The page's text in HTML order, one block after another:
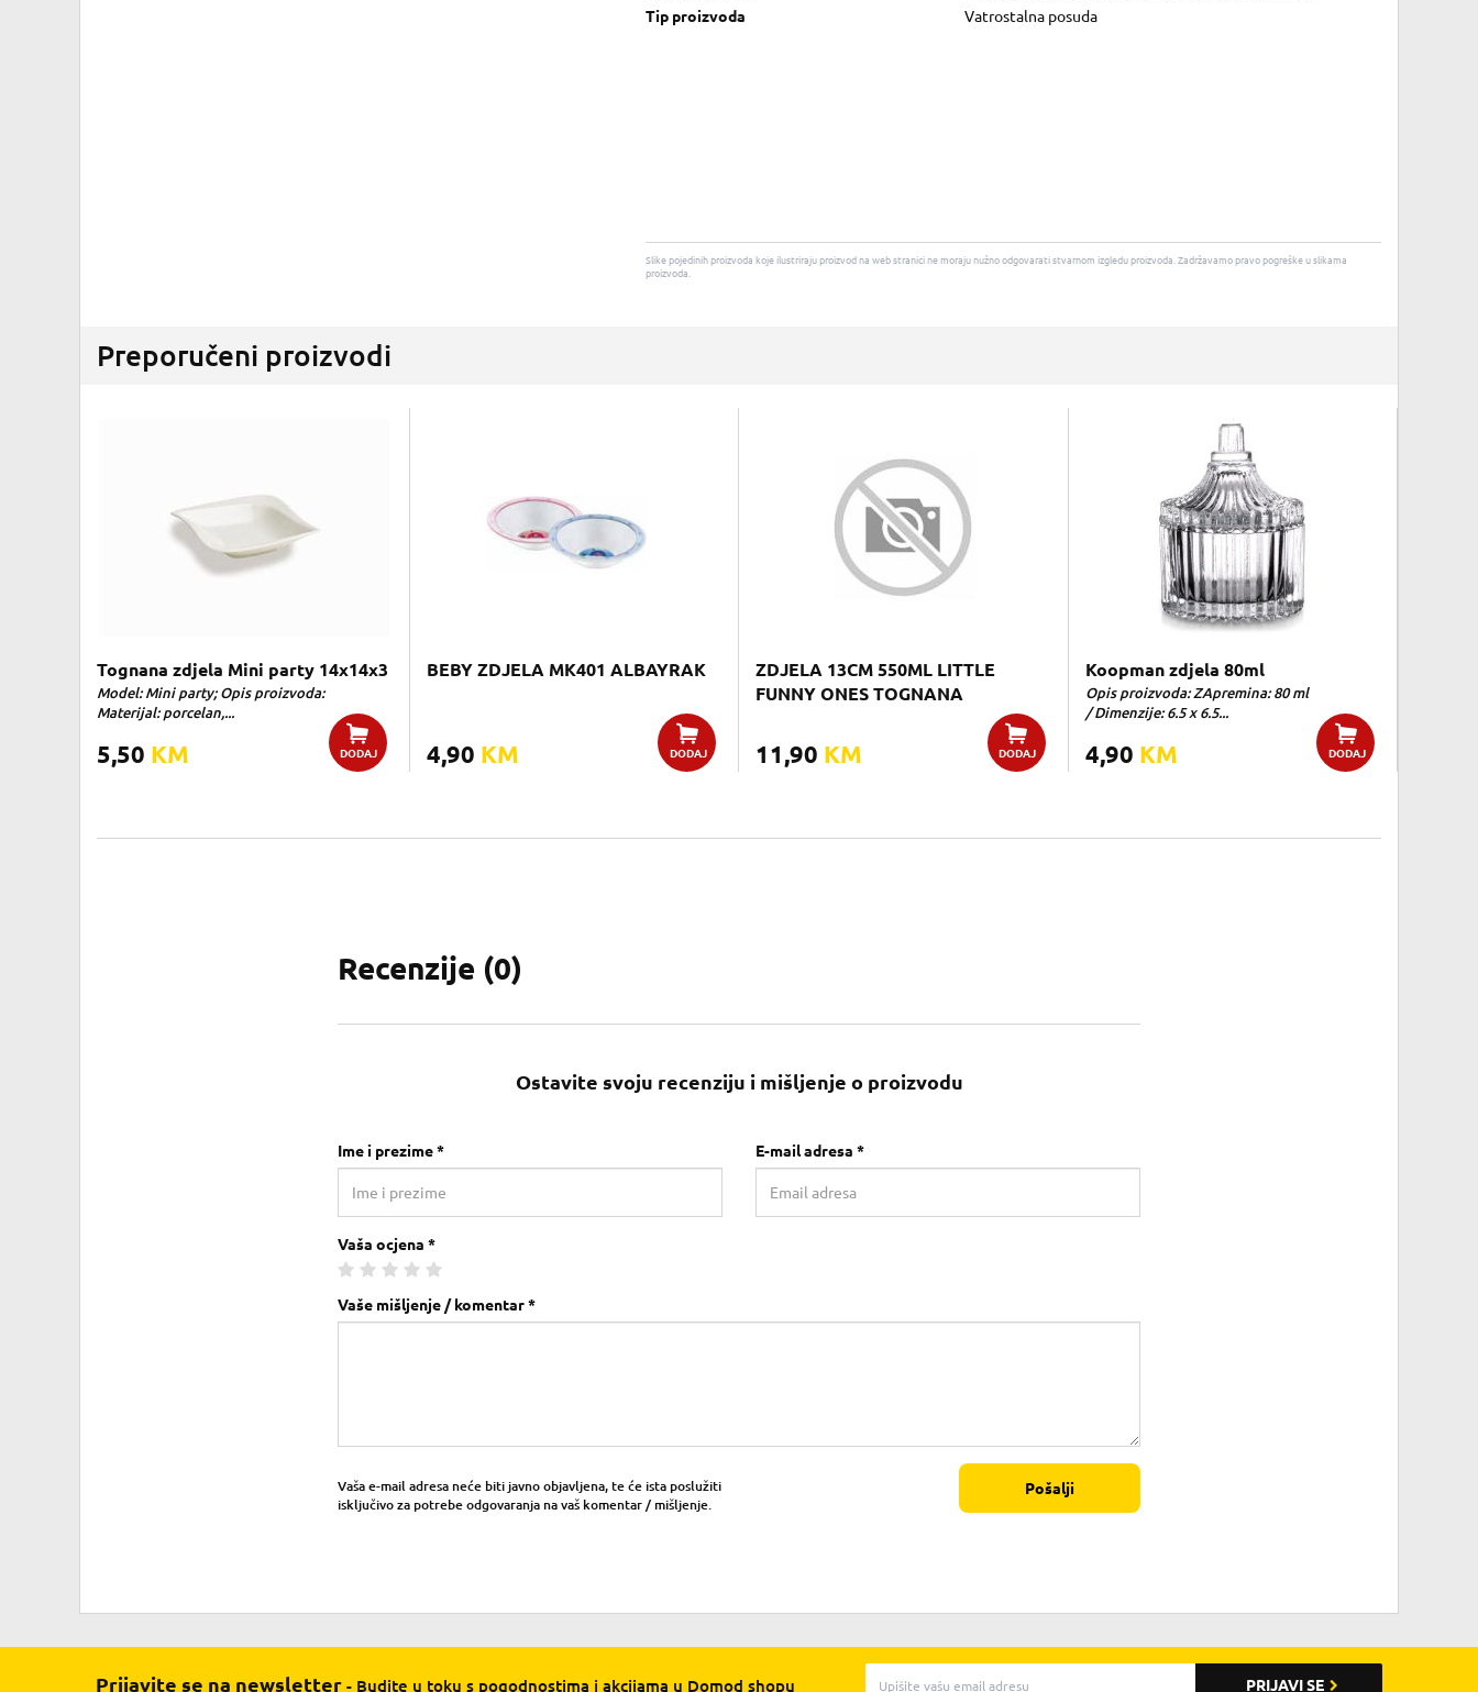
Tip proizvoda
Vatrostalna posuda
Slike pojedinih proizvoda koje ilustriraju proizvod na web stranici ne moraju nužno odgovarati stvarnom izgledu proizvoda. Zadržavamo pravo pogreške u slikama
proizvoda.
Preporučeni proizvodi
Tognana zdjela Mini party 14x14x3
Model: Mini party; Opis proizvoda:
Materijal: porcelan,...
5,50 KM DODAJ
BEBY ZDJELA MK401 ALBAYRAK
4,90 KM DODAJ
ZDJELA 13CM 550ML LITTLE
FUNNY ONES TOGNANA
11,90 KM DODAJ
Koopman zdjela 80ml
Opis proizvoda: ZApremina: 80 ml
/ Dimenzije: 6.5 x 6.5...
4,90 KM DODAJ
Recenzije (0)
Ostavite svoju recenziju i mišljenje o proizvodu
Ime i prezime * E-mail adresa *
Vaša ocjena *
Vaše mišljenje / komentar *
Vaša e-mail adresa neće biti javno objavljena, te će ista poslužiti
isključivo za potrebe odgovaranja na vaš komentar / mišljenje.
Pošalji
Prijavite se na newsletter - Budite u toku s pogodnostima i akcijama u Domod shopu PRIJAVI SE